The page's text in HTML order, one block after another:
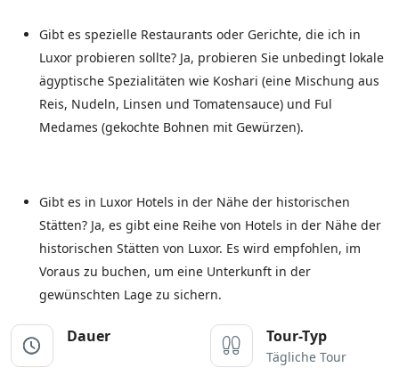
Gibt es spezielle Restaurants oder Gerichte, die ich in
Luxor probieren sollte? Ja, probieren Sie unbedingt lokale
ägyptische Spezialitäten wie Koshari (eine Mischung aus
Reis, Nudeln, Linsen und Tomatensauce) und Ful
Medames (gekochte Bohnen mit Gewürzen).
Gibt es in Luxor Hotels in der Nähe der historischen
Stätten? Ja, es gibt eine Reihe von Hotels in der Nähe der
historischen Stätten von Luxor. Es wird empfohlen, im
Voraus zu buchen, um eine Unterkunft in der
gewünschten Lage zu sichern.
Dauer Tour-Typ
Tägliche Tour